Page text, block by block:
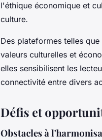
l'éthique économique et
culture.
Des plateformes telles que
valeurs culturelles et
elles sensibilisent les
connectivité entre divers
Défis et
Obstacles à